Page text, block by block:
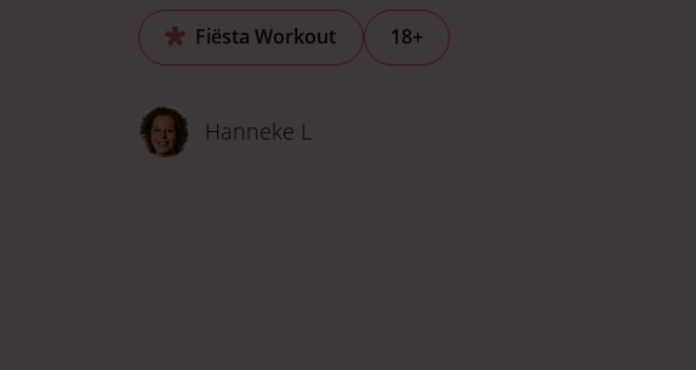
Fiësta Workout 18+
Hanneke L